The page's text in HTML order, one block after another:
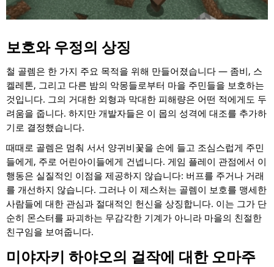
보호와 우정의 상징
철 골렘은 한 가지 주요 목적을 위해 만들어졌습니다 — 좀비, 스
켈레톤, 그리고 다른 밤의 악몽들로부터 마을 주민들을 보호하는
것입니다. 그의 거대한 외형과 막대한 피해량은 어떤 적에게도 두
려움을 줍니다. 하지만 개발자들은 이 몹의 성격에 대조를 추가하
기로 결정했습니다.
때때로 골렘은 멈춰 서서 양귀비꽃을 손에 들고 조심스럽게 주민
들에게, 주로 어린아이들에게 건넵니다. 게임 플레이 관점에서 이
행동은 실질적인 이점을 제공하지 않습니다: 버프를 주거나 거래
를 개선하지 않습니다. 그러나 이 제스처는 골렘이 보호를 맹세한
사람들에 대한 관심과 절대적인 헌신을 상징합니다. 이는 그가 단
순히 몬스터를 파괴하는 무감각한 기계가 아니라 마을의 친절한
친구임을 보여줍니다.
미야자키 하야오의 걸작에 대한 오마주